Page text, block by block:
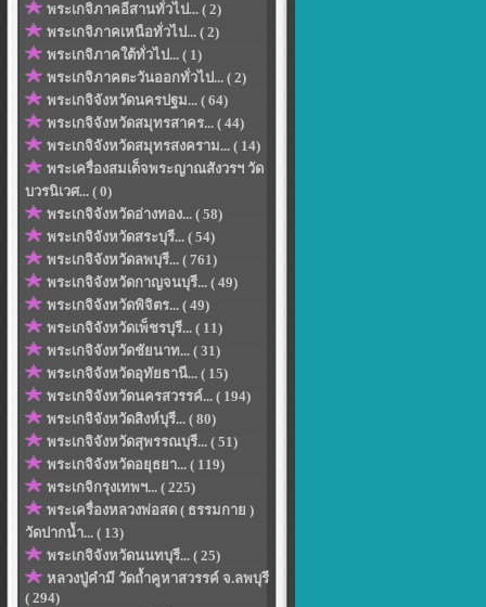
พระเกจิภาคอีสานทั่วไป... ( 2)
พระเกจิภาคเหนือทั่วไป... ( 2)
พระเกจิภาคใต้ทั่วไป... ( 1)
พระเกจิภาคตะวันออกทั่วไป... ( 2)
พระเกจิจังหวัดนครปฐม... ( 64)
พระเกจิจังหวัดสมุทรสาคร... ( 44)
พระเกจิจังหวัดสมุทรสงคราม... ( 14)
พระเครื่องสมเด็จพระญาณสังวรฯ วัด
บวรนิเวศ... ( 0)
พระเกจิจังหวัดอ่างทอง... ( 58)
พระเกจิจังหวัดสระบุรี... ( 54)
พระเกจิจังหวัดลพบุรี... ( 761)
พระเกจิจังหวัดกาญจนบุรี... ( 49)
พระเกจิจังหวัดพิจิตร... ( 49)
พระเกจิจังหวัดเพ็ชรบุรี... ( 11)
พระเกจิจังหวัดชัยนาท... ( 31)
พระเกจิจังหวัดอุทัยธานี... ( 15)
พระเกจิจังหวัดนครสวรรค์... ( 194)
พระเกจิจังหวัดสิงห์บุรี... ( 80)
พระเกจิจังหวัดสุพรรณบุรี... ( 51)
พระเกจิจังหวัดอยุธยา... ( 119)
พระเกจิกรุงเทพฯ... ( 225)
พระเครื่องหลวงพ่อสด ( ธรรมกาย )
วัดปากน้ำ... ( 13)
พระเกจิจังหวัดนนทบุรี... ( 25)
หลวงปู่คำมี วัดถ้ำคูหาสวรรค์ จ.ลพบุรี
( 294)